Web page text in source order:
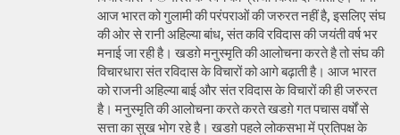
आज भारत को गुलामी की परंपराओं की जरुरत नहीं है, इसलिए संघ
की ओर से रानी अहिल्या बांध, संत कवि रविदास की जयंती वर्ष भर
मनाई जा रही है। खडग़े मनुस्मृति की आलोचना करते है तो संघ की
विचारधारा संत रविदास के विचारों को आगे बढ़ाती है। आज भारत
को राजनी अहिल्या बाई और संत रविदास के विचारों की ही जरुरत
है। मनुस्मृति की आलोचना करते करते खडग़े गत पचास वर्षों से
सत्ता का सुख भोग रहे है। खडग़े पहले लोकसभा में प्रतिपक्ष के